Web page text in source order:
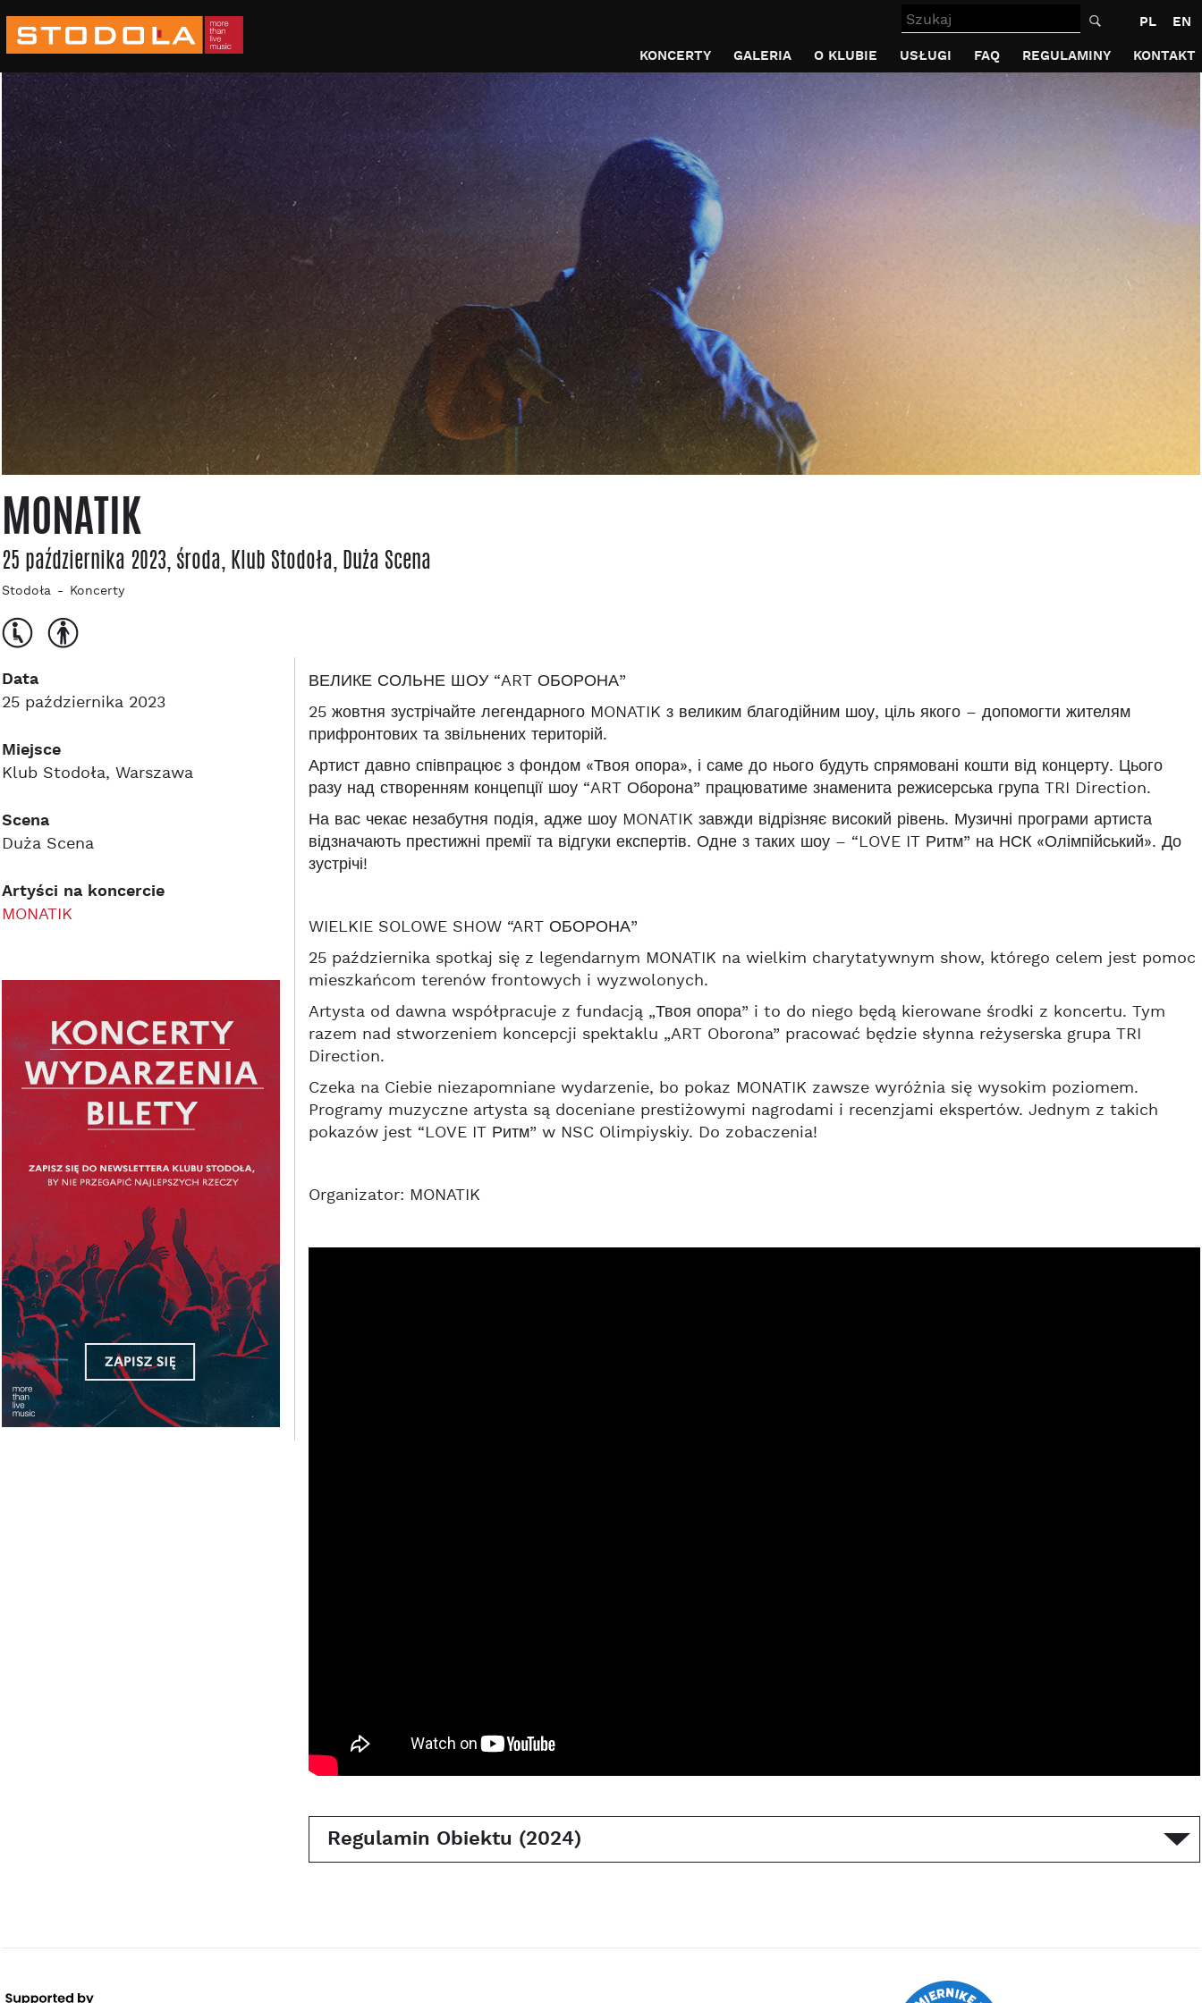
Szukaj PL
EN
KONCERTY
GALERIA O KLUBIE USŁUGI FAQ REGULAMINY KONTAKT
MONATIK
25 października 2023, środa, Klub Stodoła, Duża Scena
Stodoła Koncerty
Data
25 października 2023
Miejsce
Klub Stodoła, Warszawa
Scena
Duża Scena
Artyści na koncercie
MONATIK
ВЕЛИКЕ СОЛЬНЕ ШОУ “ART ОБОРОНА”
25 жовтня зустрічайте легендарного MONATIK з великим благодійним шоу, ціль якого – допомогти жителям
прифронтових та звільнених територій.
Артист давно співпрацює з фондом «Твоя опора», і саме до нього будуть спрямовані кошти від концерту. Цього
разу над створенням концепції шоу “ART Оборона” працюватиме знаменита режисерська група TRI Direction.
На вас чекає незабутня подія, адже шоу MONATIK завжди відрізняє високий рівень. Музичні програми артиста
відзначають престижні премії та відгуки експертів. Одне з таких шоу – “LOVE IT Ритм” на НСК «Олімпійський». До
зустрічі!
WIELKIE SOLOWE SHOW “ART ОБОРОНА”
25 października spotkaj się z legendarnym MONATIK na wielkim charytatywnym show, którego celem jest pomoc
mieszkańcom terenów frontowych i wyzwolonych.
Artysta od dawna współpracuje z fundacją „Твоя опора” i to do niego będą kierowane środki z koncertu. Tym
razem nad stworzeniem koncepcji spektaklu „ART Oborona” pracować będzie słynna reżyserska grupa TRI
Direction.
Czeka na Ciebie niezapomniane wydarzenie, bo pokaz MONATIK zawsze wyróżnia się wysokim poziomem.
Programy muzyczne artysta są doceniane prestiżowymi nagrodami i recenzjami ekspertów. Jednym z takich
pokazów jest “LOVE IT Ритм” w NSC Olimpiyskiy. Do zobaczenia!
Organizator: MONATIK
Regulamin Obiektu (2024)